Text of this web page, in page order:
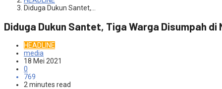
Diduga Dukun Santet,…
Diduga Dukun Santet, Tiga Warga Disumpah di
HEADLINE
media
18 Mei 2021
0
769
2 minutes read